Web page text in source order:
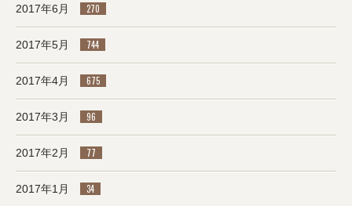
2017年6月 270
2017年5月 744
2017年4月 675
2017年3月 96
2017年2月 77
2017年1月 34